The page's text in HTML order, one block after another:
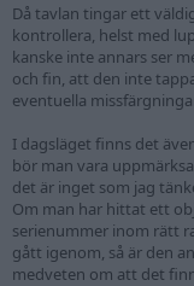
Då tavlan tingar ett
kontrollera, helst med
kanske inte annars ser
och fin, att den inte
eventuella
I dagsläget finns det
bör man vara
det är inget som jag
Om man har hittat ett
serienummer inom rätt
gått igenom, så är den
medveten om att det